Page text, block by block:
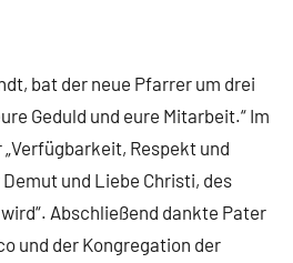
bat der neue Pfarrer um drei
Geduld und eure Mitarbeit.“ Im
Respekt und
und Liebe Christi, des
Abschließend dankte Pater
und der Kongregation der